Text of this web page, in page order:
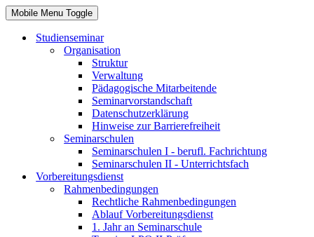
Mobile Menu Toggle
Studienseminar
Organisation
Struktur
Verwaltung
Pädagogische Mitarbeitende
Seminarvorstandschaft
Datenschutzerklärung
Hinweise zur Barrierefreiheit
Seminarschulen
Seminarschulen I - berufl. Fachrichtung
Seminarschulen II - Unterrichtsfach
Vorbereitungsdienst
Rahmenbedingungen
Rechtliche Rahmenbedingungen
Ablauf Vorbereitungsdienst
1. Jahr an Seminarschule